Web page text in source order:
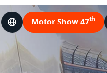
Language
Motor Show 47th